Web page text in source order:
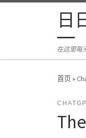
Skip to content日
在这里每
首页»